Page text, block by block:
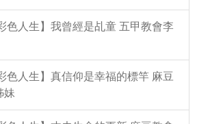
色人生】我曾經是乩童 五甲教會李
色人生】真信仰是幸福的標竿 麻豆
妹